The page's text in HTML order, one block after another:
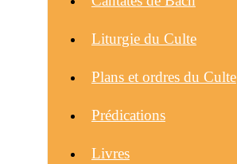
Liturgie du Culte
Plans et ordres du Culte
Prédications
Livres